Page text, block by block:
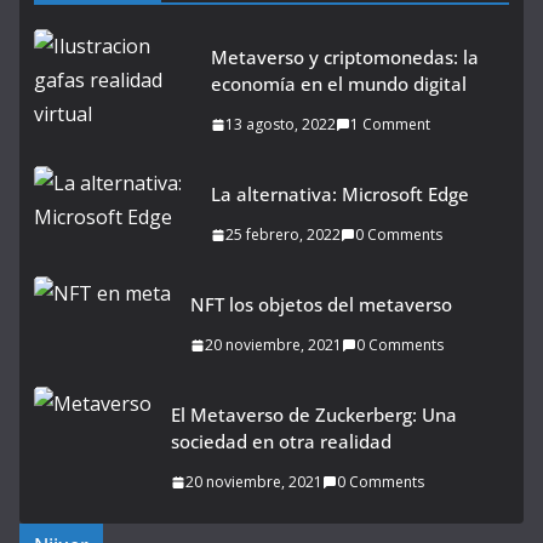
Metaverso y criptomonedas: la
economía en el mundo digital
13 agosto, 2022 1 Comment
La alternativa: Microsoft Edge
25 febrero, 2022 0 Comments
NFT los objetos del metaverso
20 noviembre, 2021 0 Comments
El Metaverso de Zuckerberg: Una
sociedad en otra realidad
20 noviembre, 2021 0 Comments